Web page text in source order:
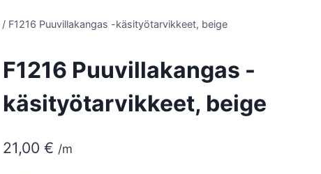
/ F1216 Puuvillakangas -käsityötarvikkeet, beige
F1216 Puuvillakangas -
käsityötarvikkeet, beige
21,00 € /m